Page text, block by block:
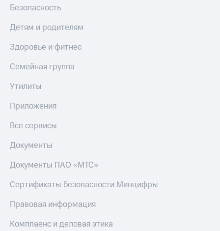
Безопасность
Детям и родителям
Здоровье и фитнес
Семейная группа
Утилиты
Приложения
Все сервисы
Документы
Документы ПАО «МТС»
Сертификаты безопасности Минцифры
Правовая информация
Комплаенс и деловая этика